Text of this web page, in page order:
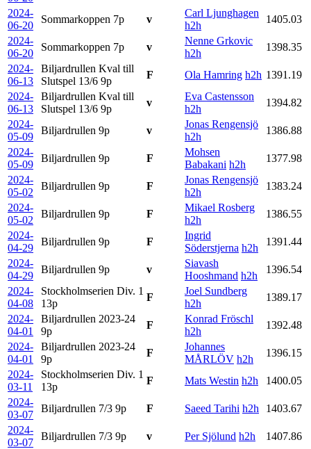
2024-
06-20
Sommarkoppen 7p v
Carl Ljunghagen
h2h
1405.03
2024-
06-20
Sommarkoppen 7p v
Nenne Grkovic
h2h
1398.35
2024-
06-13
Biljardrullen Kval till
Slutspel 13/6 9p
F Ola Hamring h2h 1391.19
2024-
06-13
Biljardrullen Kval till
Slutspel 13/6 9p
v
Eva Castensson
h2h
1394.82
2024-
05-09
Biljardrullen 9p v
Jonas Rengensjö
h2h
1386.88
2024-
05-09
Biljardrullen 9p F
Mohsen
Babakani h2h
1377.98
2024-
05-02
Biljardrullen 9p F
Jonas Rengensjö
h2h
1383.24
2024-
05-02
Biljardrullen 9p F
Mikael Rosberg
h2h
1386.55
2024-
04-29
Biljardrullen 9p F
Ingrid
Söderstjerna h2h
1391.44
2024-
04-29
Biljardrullen 9p v
Siavash
Hooshmand h2h
1396.54
2024-
04-08
Stockholmserien Div. 1
13p
F
Joel Sundberg
h2h
1389.17
2024-
04-01
Biljardrullen 2023-24
9p
F
Konrad Fröschl
h2h
1392.48
2024-
04-01
Biljardrullen 2023-24
9p
F
Johannes
MÅRLÖV h2h
1396.15
2024-
03-11
Stockholmserien Div. 1
13p
F Mats Westin h2h
1400.05
2024-
03-07
Biljardrullen 7/3 9p F Saeed Tarihi h2h
1403.67
2024-
03-07
Biljardrullen 7/3 9p v Per Sjölund h2h
1407.86